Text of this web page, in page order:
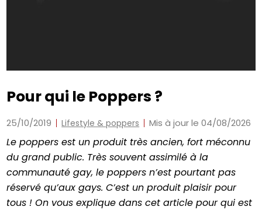
Pour qui le Poppers ?
25/10/2019 Lifestyle & poppers Mis à jour le 04/08/2026
Le poppers est un produit très ancien, fort méconnu
du grand public. Très souvent assimilé à la
communauté gay, le poppers n’est pourtant pas
réservé qu’aux gays. C’est un produit plaisir pour
tous ! On vous explique dans cet article pour qui est